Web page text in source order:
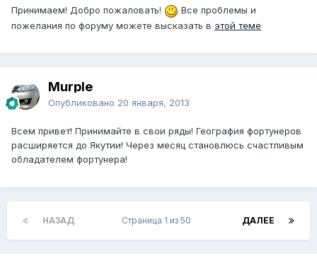
Принимаем! Добро пожаловать!
Все проблемы и
пожелания по форуму можете высказать в этой теме
Murple
Опубликовано 20 января, 2013
Всем привет! Принимайте в свои ряды! География фортунеров
расширяется до Якутии! Через месяц становлюсь счастливым
обладателем фортунера!
НАЗАД ДАЛЕЕ
Страница 1 из 50